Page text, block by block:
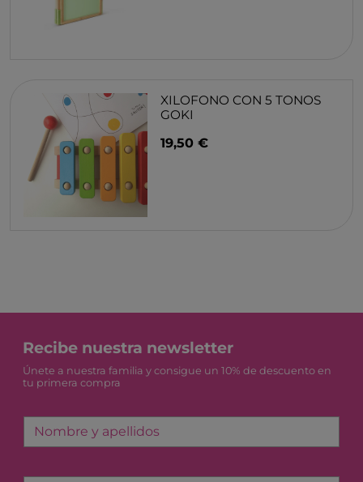
XILOFONO CON 5 TONOS
GOKI
19,50 €
Recibe nuestra newsletter
Únete a nuestra familia y consigue un 10% de descuento en
tu primera compra
Nombre y apellidos